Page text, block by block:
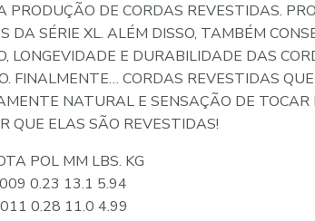
PRODUÇÃO DE CORDAS REVESTIDAS.
DA SÉRIE XL. ALÉM DISSO, TAMBÉM
LONGEVIDADE E DURABILIDADE DAS
FINALMENTE… CORDAS REVESTIDAS
NATURAL E SENSAÇÃO DE
QUE ELAS SÃO REVESTIDAS!
POL MM LBS. KG
0.23 13.1 5.94
0.28 11.0 4.99